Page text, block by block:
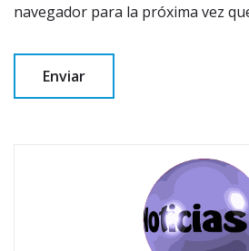
navegador para la próxima vez